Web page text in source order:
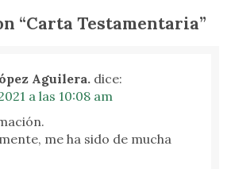
“Carta Testamentaria”
Aguilera. dice:
a las 10:08 am
me ha sido de mucha